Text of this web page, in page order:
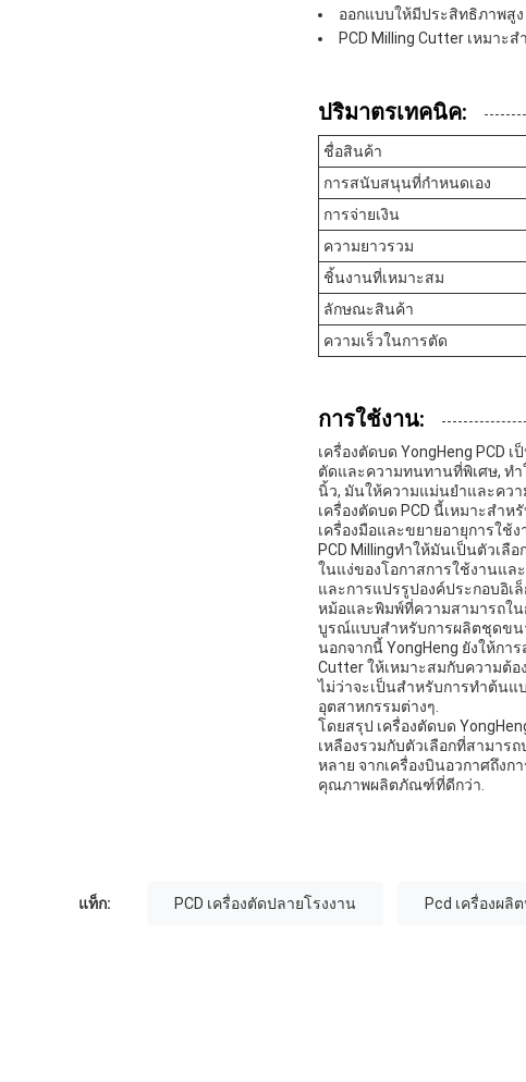
ออกแบบให้มีประสิทธิภาพสูง
PCD Milling Cutter เหมา
ปริมาตรเทคนิค:
ชื่อสินค้า
การสนับสนุนที่กําหนดเอง
การจ่ายเงิน
ความยาวรวม
ชิ้นงานที่เหมาะสม
ลักษณะสินค้า
ความเร็วในการตัด
การใช้งาน:
เครื่องตัดบด YongHeng PCD
ตัดและความทนทานที่พิเศษ, ทํ
นิ้ว, มันให้ความแม่นยําและควา
เครื่องตัดบด PCD นี้เหมาะสํา
เครื่องมือและขยายอายุการใช้
PCD Millingทําให้มันเป็นตัวเลื
ในแง่ของโอกาสการใช้งานแล
และการแปรรูปองค์ประกอบอิ
หม้อและพิมพ์ที่ความสามารถใน
บูรณ์แบบสําหรับการผลิตชุดขน
นอกจากนี้ YongHeng ยังให้กา
Cutter ให้เหมาะสมกับความต้
ไม่ว่าจะเป็นสําหรับการทําต้นแ
อุตสาหกรรมต่างๆ.
โดยสรุป เครื่องตัดบด
เหลืองรวมกับตัวเลือกที่สามาร
หลาย จากเครื่องบินอวกาศถึง
คุณภาพผลิตภัณฑ์ที่ดีกว่า.
แท็ก: PCD เครื่องตัดปลายโรงงาน Pcd เครื่องผลิ